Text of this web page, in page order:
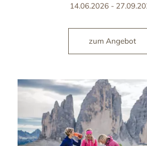
14.06.2026 -
zum Angebot